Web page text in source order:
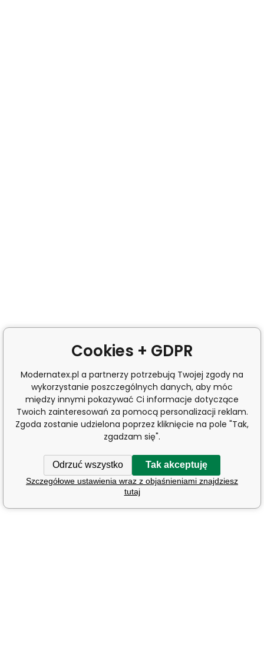
Cookies + GDPR
Modernatex.pl a partnerzy potrzebują Twojej zgody na
wykorzystanie poszczególnych danych, aby móc
między innymi pokazywać Ci informacje dotyczące
Twoich zainteresowań za pomocą personalizacji reklam.
Zgoda zostanie udzielona poprzez kliknięcie na pole "Tak,
zgadzam się".
Odrzuć wszystko Tak akceptuję
Szczegółowe ustawienia wraz z objaśnieniami znajdziesz
tutaj